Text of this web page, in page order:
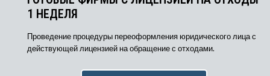
1 НЕДЕЛЯ
Проведение процедуры переоформления юридического лица с
действующей лицензией на обращение с отходами.